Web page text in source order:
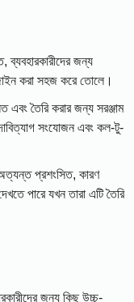
ব্যবহারকারীদের জন্য
করা সহজ করে তোলে।
এবং তৈরি করার জন্য সরঞ্জাম
সংযোজন এবং কল-টু-
অত্যন্ত প্রশংসিত, কারণ
পারে যখন তারা এটি তৈরি
জন্য কিছু উচ্চ-